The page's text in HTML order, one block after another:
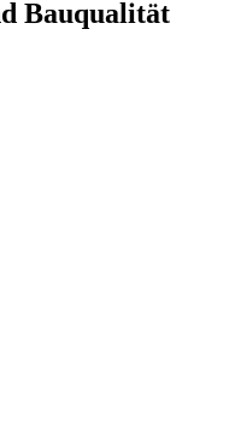
Bauqualität